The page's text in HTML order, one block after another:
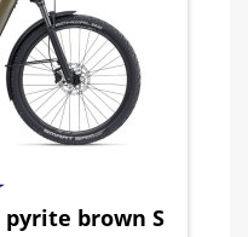
pyrite brown S